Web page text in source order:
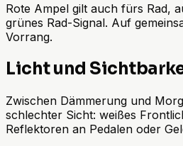
Rote Ampel gilt auch fürs Rad,
grünes Rad-Signal. Auf
Vorrang.
Licht und
Zwischen Dämmerung und
schlechter Sicht: weißes
Reflektoren an Pedalen oder